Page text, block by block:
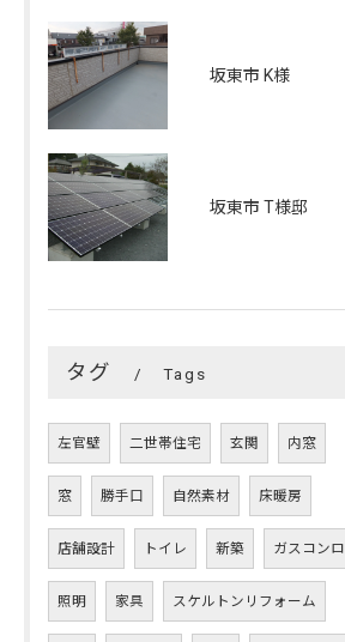
坂東市 K様
坂東市 T様邸
タグ Tags
左官壁 二世帯住宅 玄関 内窓
窓 勝手口 自然素材 床暖房
店舗設計 トイレ 新築 ガスコンロ
照明 家具 スケルトンリフォーム